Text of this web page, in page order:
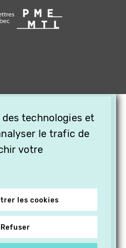
technologies et
le trafic de
votre
les cookies
Refuser
VIDÉO EN
VOS
VITHÈQUE !